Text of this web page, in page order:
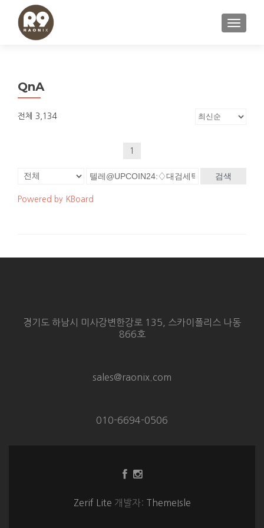
내비게
QnA
전체 3,134
1
검색
Powered by KBoard
경기도 하남시 미사강변한강로 135, 스카이폴리스 나동
866호
sales@raonix.com
010-6694-0506
Facebook
크
Instagram
크
Zerif Lite 개발자: ThemeIsle